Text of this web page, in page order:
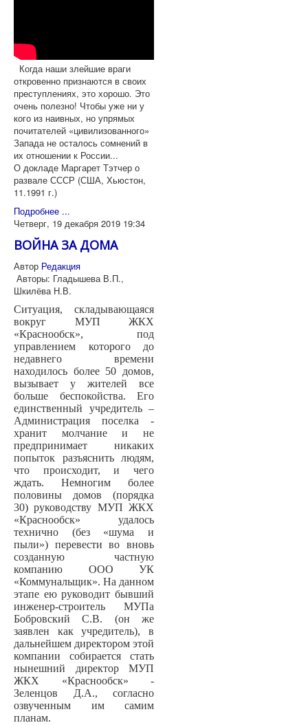
Когда наши злейшие враги
откровенно признаются в своих
преступлениях, это хорошо. Это
очень полезно! Чтобы уже ни у
кого из наивных, но упрямых
почитателей «цивилизованного»
Запада не осталось сомнений в
их отношении к России...
О докладе Маргарет Тэтчер о
развале СССР (США, Хьюстон,
11.1991 г.)
Подробнее ...
Четверг, 19 декабря 2019 19:34
ВОЙНА ЗА ДОМА
Автор Редакция
Авторы: Гладышева В.П.,
Шкилёва Н.В.
Ситуация, складывающаяся
вокруг МУП ЖКХ
«Краснообск», под
управлением которого до
недавнего времени
находилось более 50 домов,
вызывает у жителей все
больше беспокойства. Его
единственный учредитель –
Администрация поселка -
хранит молчание и не
предпринимает никаких
попыток разъяснить людям,
что происходит, и чего
ждать. Немногим более
половины домов (порядка
30) руководству МУП ЖКХ
«Краснообск» удалось
технично (без «шума и
пыли») перевести во вновь
созданную частную
компанию ООО УК
«Коммунальщик». На данном
этапе ею руководит бывший
инженер-строитель МУПа
Бобровский С.В. (он же
заявлен как учредитель), в
дальнейшем директором этой
компании собирается стать
нынешний директор МУП
ЖКХ «Краснообск» -
Зеленцов Д.А., согласно
озвученным им самим
планам.